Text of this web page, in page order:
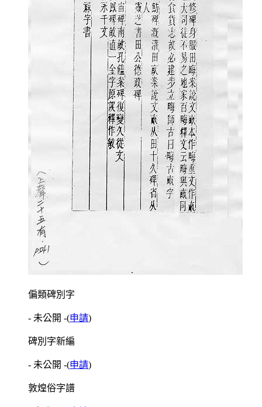
偏類碑別字
- 未公開 -(申請)
碑別字新編
- 未公開 -(申請)
敦煌俗字譜